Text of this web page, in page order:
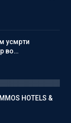
усмрти
во…
HOTELS &